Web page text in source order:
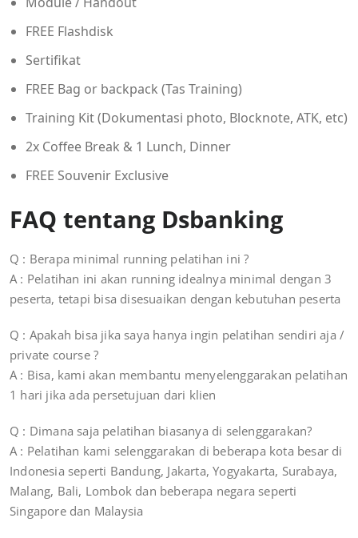
FREE Flashdisk
Sertifikat
FREE Bag or backpack (Tas Training)
Training Kit (Dokumentasi photo, Blocknote, ATK, etc)
2x Coffee Break & 1 Lunch, Dinner
FREE Souvenir Exclusive
FAQ tentang Dsbanking
Q : Berapa minimal running pelatihan ini ?
A : Pelatihan ini akan running idealnya minimal dengan 3
peserta, tetapi bisa disesuaikan dengan kebutuhan peserta
Q : Apakah bisa jika saya hanya ingin pelatihan sendiri aja /
private course ?
A : Bisa, kami akan membantu menyelenggarakan pelatihan
1 hari jika ada persetujuan dari klien
Q : Dimana saja pelatihan biasanya di selenggarakan?
A : Pelatihan kami selenggarakan di beberapa kota besar di
Indonesia seperti Bandung, Jakarta, Yogyakarta, Surabaya,
Malang, Bali, Lombok dan beberapa negara seperti
Singapore dan Malaysia